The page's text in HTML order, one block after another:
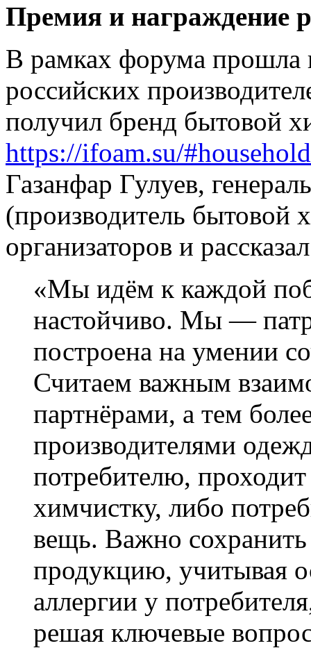
Премия и награждение
В рамках форума прошла
российских
получил бренд бытовой
https://ifoam.su/
Газанфар Гулуев,
(производитель бытовой
организаторов и
«Мы идём к каждой
настойчиво. Мы —
построена на умении
Считаем важным
партнёрами, а тем
производителями
потребителю,
химчистку, либо
вещь. Важно
продукцию, учитывая
аллергии у
решая ключевые